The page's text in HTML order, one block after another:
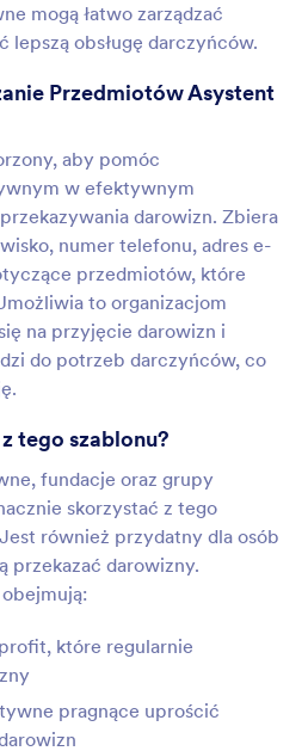
mogą łatwo zarządzać
lepszą obsługę darczyńców.
Przedmiotów Asystent
aby pomóc
w efektywnym
darowizn. Zbiera
numer telefonu, adres e-
przedmiotów, które
to organizacjom
na przyjęcie darowizn i
do potrzeb darczyńców, co
tego szablonu?
fundacje oraz grupy
skorzystać z tego
również przydatny dla osób
przekazać darowizny.
które regularnie
pragnące uprościć